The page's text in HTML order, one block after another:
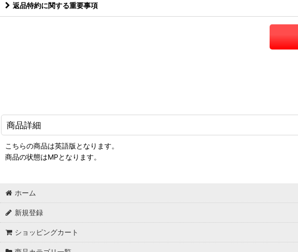
返品特約に関する重要事項
商品詳細
こちらの商品は英語版となります。
商品の状態はMPとなります。
ホーム
新規登録
ショッピングカート